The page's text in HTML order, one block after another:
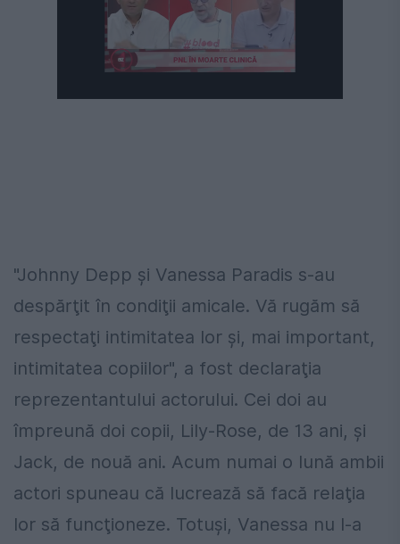
"Johnny Depp şi Vanessa Paradis s-au
despărţit în condiţii amicale. Vă rugăm să
respectaţi intimitatea lor şi, mai important,
intimitatea copiilor", a fost declaraţia
reprezentantului actorului. Cei doi au
împreună doi copii, Lily-Rose, de 13 ani, şi
Jack, de nouă ani. Acum numai o lună ambii
actori spuneau că lucrează să facă relaţia
lor să funcţioneze. Totuşi, Vanessa nu l-a